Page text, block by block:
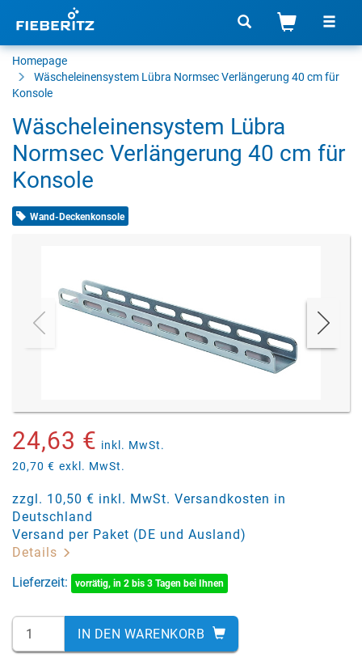
Homepage
Wäscheleinensystem Lübra Normsec Verlängerung 40 cm für
Konsole
Wäscheleinensystem Lübra
Normsec Verlängerung 40 cm für
Konsole
Wand-Deckenkonsole
24,63 € inkl. MwSt.
20,70 € exkl. MwSt.
zzgl. 10,50 € inkl. MwSt. Versandkosten in
Deutschland
Versand per Paket (DE und Ausland)
Details
Lieferzeit:
vorrätig, in 2 bis 3 Tagen bei Ihnen
IN DEN WARENKORB